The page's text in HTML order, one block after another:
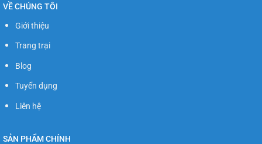
VỀ CHÚNG TÔI
Giới thiệu
Trang trại
Blog
Tuyển dụng
Liên hệ
SẢN PHẨM CHÍNH